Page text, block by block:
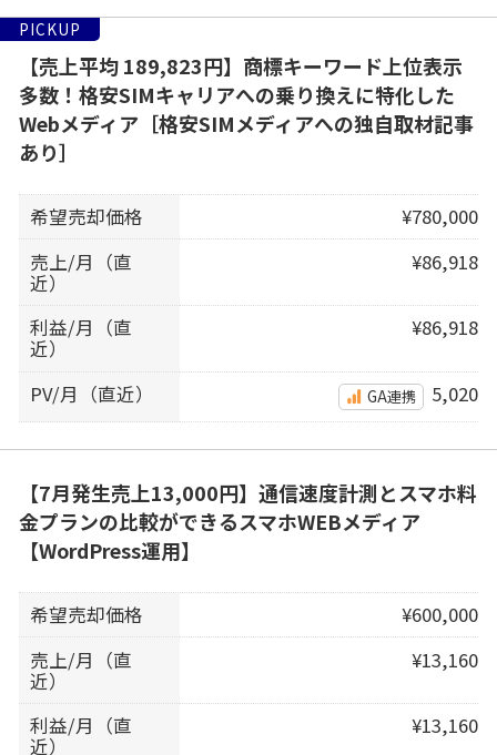
PICKUP
【売上平均 189,823円】商標キーワード上位表示
多数！格安SIMキャリアへの乗り換えに特化した
Webメディア［格安SIMメディアへの独自取材記事
あり］
希望売却価格
¥780,000
売上/月（直
近）
¥86,918
利益/月（直
近）
¥86,918
PV/月（直近） GA連携 5,020
【7月発生売上13,000円】通信速度計測とスマホ料
金プランの比較ができるスマホWEBメディア
【WordPress運用】
希望売却価格
¥600,000
売上/月（直
近）
¥13,160
利益/月（直
近）
¥13,160